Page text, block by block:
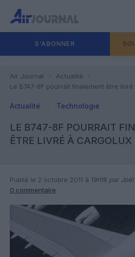
S'ABONNER
Air Journal
Actualité
Le B747-8F pourrait finalement être
Actualité Technologie
LE B747-8F POURRAIT
ÊTRE LIVRÉ À
Publié le 2 octobre 2011 à 19h18 par Joël
0 commentaire